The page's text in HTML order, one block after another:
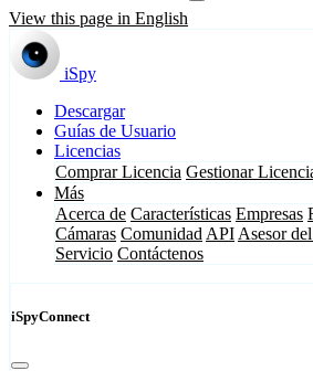
View this page in English
iSpy
Descargar
Guías de Usuario
Licencias
Comprar Licencia Gestionar
Más
Acerca de Características Empresas
Cámaras Comunidad API Asesor
Servicio Contáctenos
iSpyConnect